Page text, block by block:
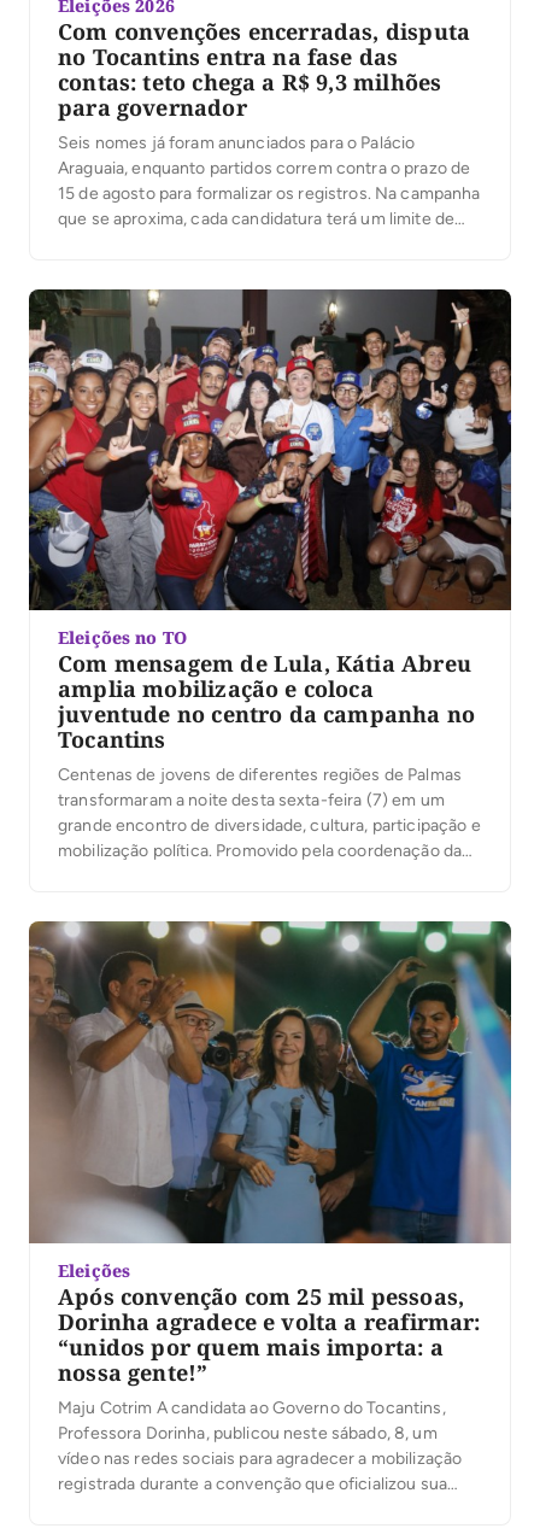
Eleições 2026
Com convenções encerradas, disputa
no Tocantins entra na fase das
contas: teto chega a R$ 9,3 milhões
para governador
Seis nomes já foram anunciados para o Palácio
Araguaia, enquanto partidos correm contra o prazo de
15 de agosto para formalizar os registros. Na campanha
que se aproxima, cada candidatura terá um limite de
e seis candidaturas anunciadas ao governo do […]
Eleições no TO
Com mensagem de Lula, Kátia Abreu
amplia mobilização e coloca
juventude no centro da campanha no
Tocantins
Centenas de jovens de diferentes regiões de Palmas
transformaram a noite desta sexta-feira (7) em um
grande encontro de diversidade, cultura, participação e
mobilização política. Promovido pela coordenação da
o evento reuniu jovens de Palmas em torno de […]
Eleições
Após convenção com 25 mil pessoas,
Dorinha agradece e volta a reafirmar:
“unidos por quem mais importa: a
nossa gente!”
Maju Cotrim A candidata ao Governo do Tocantins,
Professora Dorinha, publicou neste sábado, 8, um
vídeo nas redes sociais para agradecer a mobilização
registrada durante a convenção que oficializou sua